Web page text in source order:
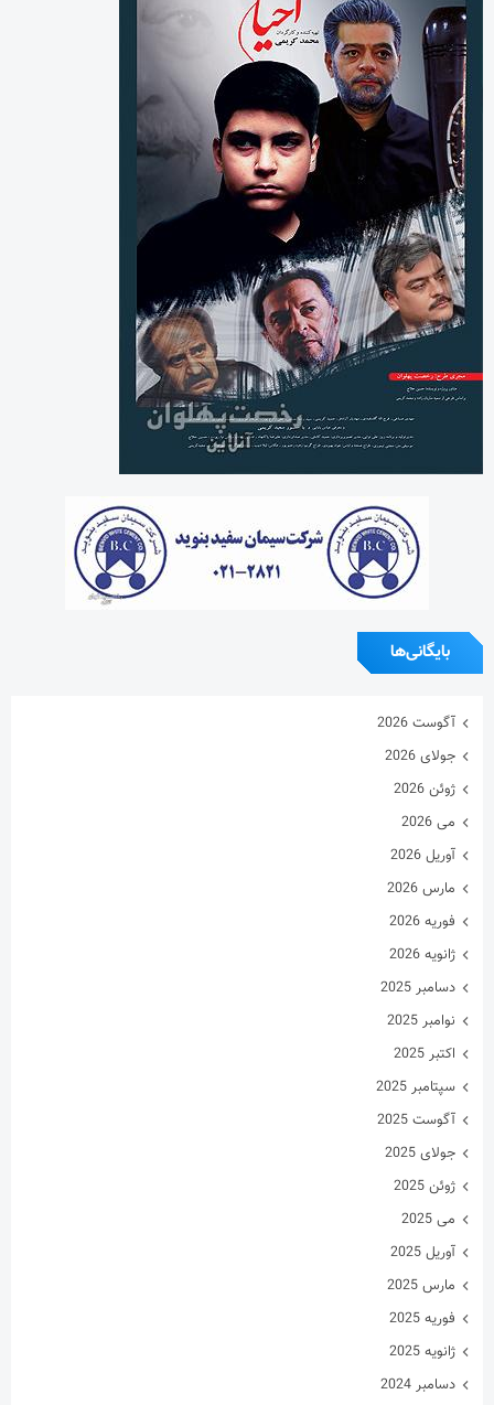
بایگانی‌ها
آگوست 2026
ژوئن 2026
می 2026
آوریل 2026
مارس 2026
فوریه 2026
ژانویه 2026
دسامبر 2025
نوامبر 2025
اکتبر 2025
سپتامبر 2025
آگوست 2025
جولای 2025
ژوئن 2025
آوریل 2025
مارس 2025
فوریه 2025
ژانویه 2025
دسامبر 2024
نوامبر 2024
اکتبر 2024
سپتامبر 2024
آگوست 2024